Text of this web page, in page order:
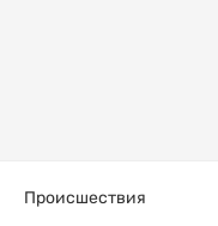
Происшествия